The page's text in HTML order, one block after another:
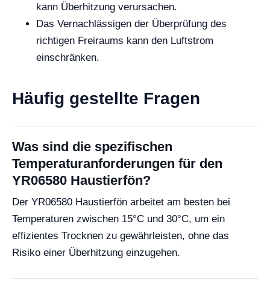
kann Überhitzung verursachen.
Das Vernachlässigen der Überprüfung des
richtigen Freiraums kann den Luftstrom
einschränken.
Häufig gestellte Fragen
Was sind die spezifischen
Temperaturanforderungen für den
YR06580 Haustierfön?
Der YR06580 Haustierfön arbeitet am besten bei
Temperaturen zwischen 15°C und 30°C, um ein
effizientes Trocknen zu gewährleisten, ohne das
Risiko einer Überhitzung einzugehen.